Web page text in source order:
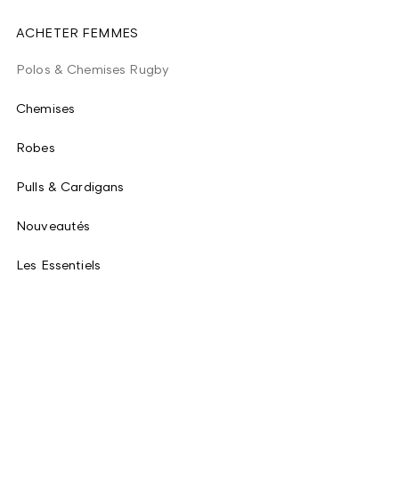
ACHETER FEMMES
Polos & Chemises Rugby
Chemises
Robes
Pulls & Cardigans
Nouveautés
Les Essentiels